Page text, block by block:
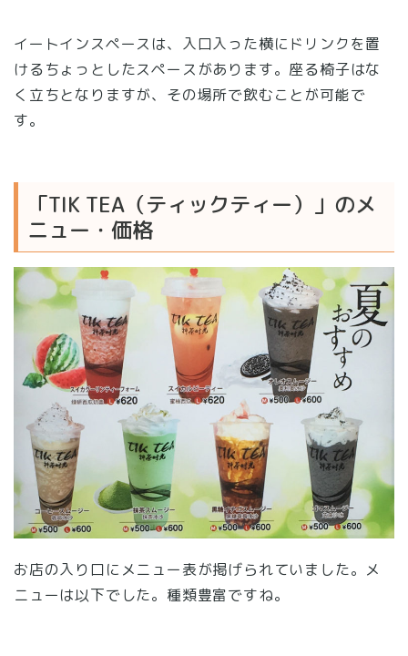
イートインスペースは、入口入った横にドリンクを置
けるちょっとしたスペースがあります。座る椅子はな
く立ちとなりますが、その場所で飲むことが可能で
す。
「TIK TEA（ティックティー）」のメ
ニュー・価格
お店の入り口にメニュー表が掲げられていました。メ
ニューは以下でした。種類豊富ですね。